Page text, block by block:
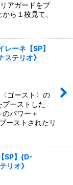
アガードをブ
ら１枚見て、
ーネ【SP】
テリオ》
ゴースト〉の
ブーストした
パワー＋
ーストされたリ
SP】{D-
リオ》